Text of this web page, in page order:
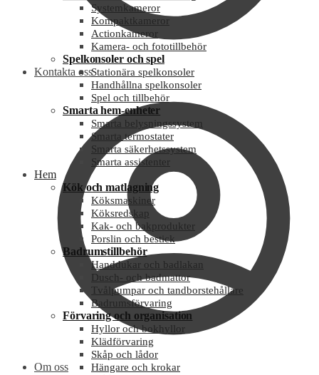
Kontakta oss
Om oss
Systemkameror
Kompaktkameror
Actionkameror
Kamera- och fototillbehör
Spelkonsoler och spel
Stationära spelkonsoler
Handhållna spelkonsoler
Spel och tillbehör
Smarta hem-enheter
Smarta belysningssystem
Smarta termostater
Smarta säkerhetssystem
Smarta assistenter
Hem
Kök och matlagning
Köksmaskiner
Köksredskap
Kak- och bakprodukter
Porslin och bestick
Badrumstillbehör
Handdukar och badlakan
Dusch- och badmattor
Tvålpumpar och tandborstehållare
Badrumsförvaring
Förvaring och organisation
Hyllor och bokhyllor
Klädförvaring
Skåp och lådor
Hängare och krokar